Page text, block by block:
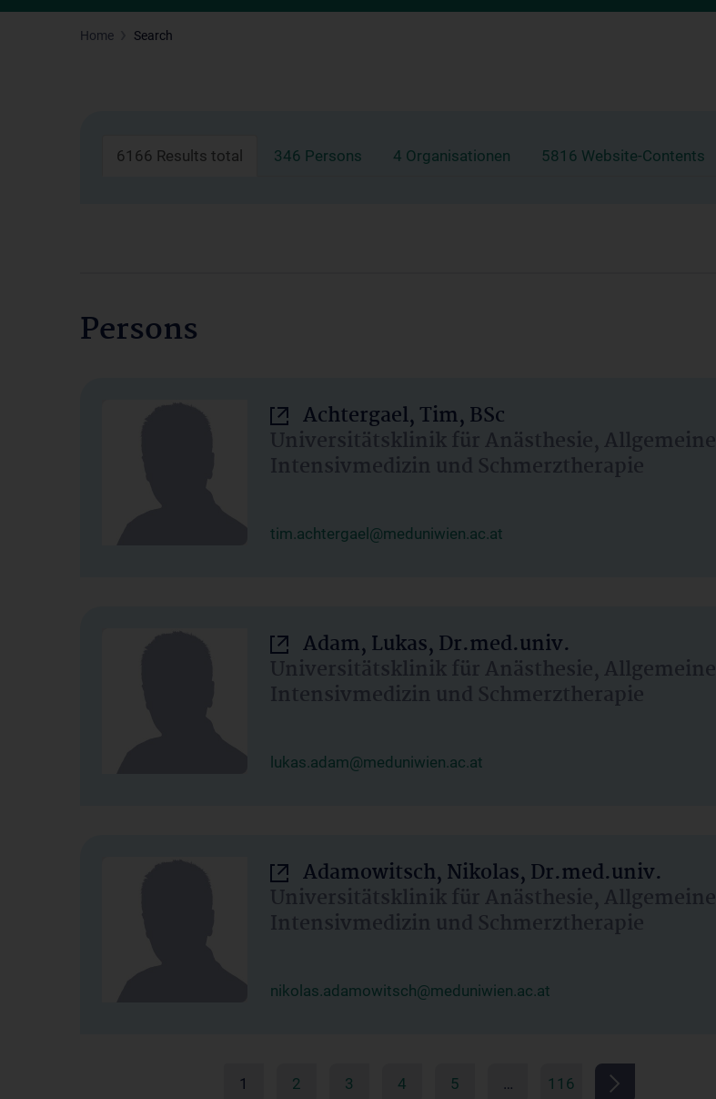
Home Search
6166 Results total 346 Persons 4 Organisationen 5816 Website-Contents
Persons
Achtergael, Tim, BSc
Universitätsklinik für Anästhesie, Allgemeine
Intensivmedizin und Schmerztherapie
tim.achtergael@meduniwien.ac.at
Adam, Lukas, Dr.med.univ.
Universitätsklinik für Anästhesie, Allgemeine
Intensivmedizin und Schmerztherapie
lukas.adam@meduniwien.ac.at
Adamowitsch, Nikolas, Dr.med.univ.
Universitätsklinik für Anästhesie, Allgemeine
Intensivmedizin und Schmerztherapie
nikolas.adamowitsch@meduniwien.ac.at
1 2 3 4 5 … 116